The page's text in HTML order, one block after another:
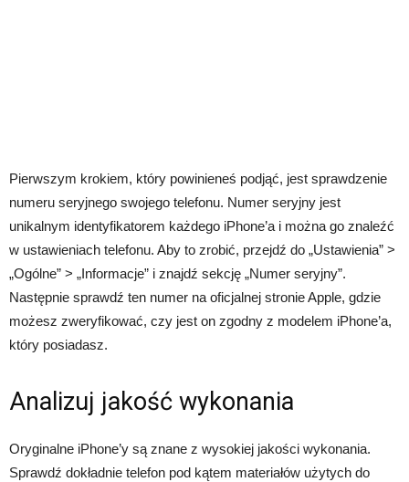
Pierwszym krokiem, który powinieneś podjąć, jest sprawdzenie
numeru seryjnego swojego telefonu. Numer seryjny jest
unikalnym identyfikatorem każdego iPhone’a i można go znaleźć
w ustawieniach telefonu. Aby to zrobić, przejdź do „Ustawienia” >
„Ogólne” > „Informacje” i znajdź sekcję „Numer seryjny”.
Następnie sprawdź ten numer na oficjalnej stronie Apple, gdzie
możesz zweryfikować, czy jest on zgodny z modelem iPhone’a,
który posiadasz.
Analizuj jakość wykonania
Oryginalne iPhone’y są znane z wysokiej jakości wykonania.
Sprawdź dokładnie telefon pod kątem materiałów użytych do